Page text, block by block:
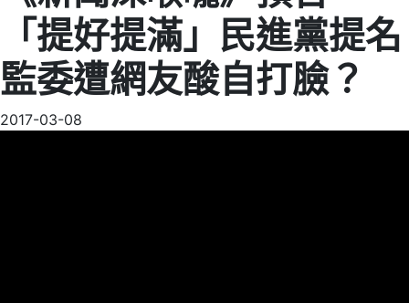
「提好提滿」民進黨提名
監委遭網友酸自打臉？
2017-03-08